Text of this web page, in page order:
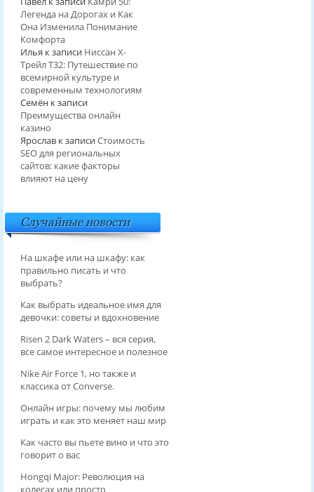
Легенда на Дорогах и Как
Она Изменила Понимание
Комфорта
Илья к записи Ниссан Х-
Трейл T32: Путешествие по
всемирной культуре и
современным технологиям
Семёнк записи
Преимущества онлайн
казино
Ярославк записиСтоимость
SEO для региональных
сайтов: какие факторы
влияют на цену
Случайные новости
На шкафе или на шкафу: как
правильно писать и что
выбрать?
Как выбрать идеальное имя для
девочки: советы и вдохновение
Risen 2 Dark Waters – вся серия,
все самое интересное и полезное
Nike Air Force 1, но также и
классика от Converse.
Онлайн игры: почему мы любим
играть и как это меняет наш мир
Как часто вы пьете вино и что это
говорит о вас
Hongqi Major: Революция на
колесах или просто